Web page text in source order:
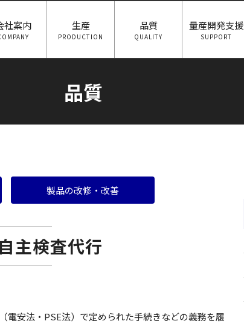
社案内 生産
PRODUCTION
品質
QUALITY
量産開発支援
SUPPORT
品質
製品の改修・改善
主検査代行
電安法・PSE法）で定められた手続きなどの義務を履